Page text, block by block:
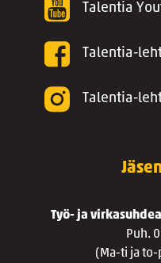
Talentia
Talentia-
Talentia-
Työ- ja
Puh.
(Ma-ti ja